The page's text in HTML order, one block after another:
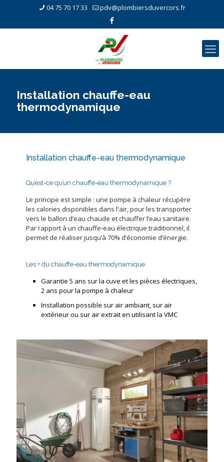
04 75 70 17 33 pdv@plombiersduvercors.fr
Installation chauffe-eau
thermodynamique
Installation chauffe-eau thermodynamique
Qu’est-ce qu’un chauffe-eau thermodynamique ?
Le principe est simple : une pompe à chaleur récupère
les calories disponibles dans l'air, pour les transporter
vers le ballon d’eau chaude et chauffer l’eau sanitaire.
Par rapport à un chauffe-eau électrique traditionnel, il
permet de réaliser jusqu’à 70% d’économie d’énergie.
Les + du chauffe-eau thermodynamique
Garantie 5 ans sur la cuve et les pièces électriques,
2 ans pour la pompe à chaleur
Installation possible sur air ambiant, sur air
extérieur ou sur air extrait en utilisant la VMC